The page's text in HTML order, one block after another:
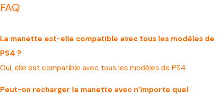
FAQ
La manette est-elle compatible avec tous les modèles de
PS4 ?
Oui, elle est compatible avec tous les modèles de PS4.
Peut-on recharger la manette avec n’importe quel